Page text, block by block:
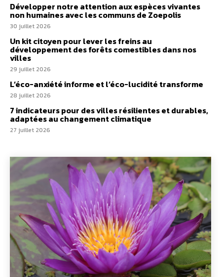
Développer notre attention aux espèces vivantes
non humaines avec les communs de Zoepolis
30 juillet 2026
Un kit citoyen pour lever les freins au
développement des forêts comestibles dans nos
villes
29 juillet 2026
L’éco-anxiété informe et l’éco-lucidité transforme
28 juillet 2026
7 indicateurs pour des villes résilientes et durables,
adaptées au changement climatique
27 juillet 2026